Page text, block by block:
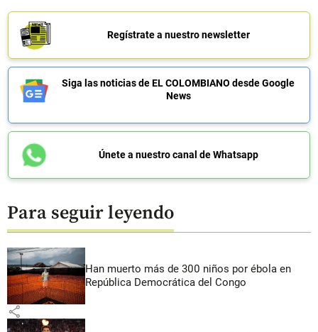
Regístrate a nuestro newsletter
Siga las noticias de EL COLOMBIANO desde Google
News
Únete a nuestro canal de Whatsapp
Para seguir leyendo
Han muerto más de 300 niños por ébola en
República Democrática del Congo
share